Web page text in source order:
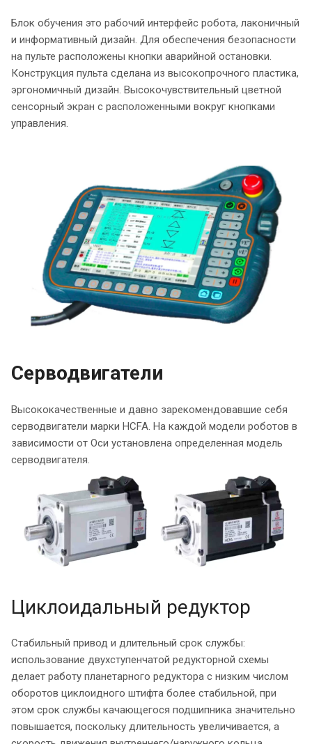
Блок обучения это рабочий интерфейс робота, лаконичный
и информативный дизайн. Для обеспечения безопасности
на пульте расположены кнопки аварийной остановки.
Конструкция пульта сделана из высокопрочного пластика,
эргономичный дизайн. Высокочувствительный цветной
сенсорный экран с расположенными вокруг кнопками
управления.
Серводвигатели
Высококачественные и давно зарекомендовавшие себя
серводвигатели марки HCFA. На каждой модели роботов в
зависимости от Оси установлена определенная модель
серводвигателя.
Циклоидальный редуктор
Стабильный привод и длительный срок службы:
использование двухступенчатой редукторной схемы
делает работу планетарного редуктора с низким числом
оборотов циклоидного штифта более стабильной, при
этом срок службы качающегося подшипника значительно
повышается, поскольку длительность увеличивается, а